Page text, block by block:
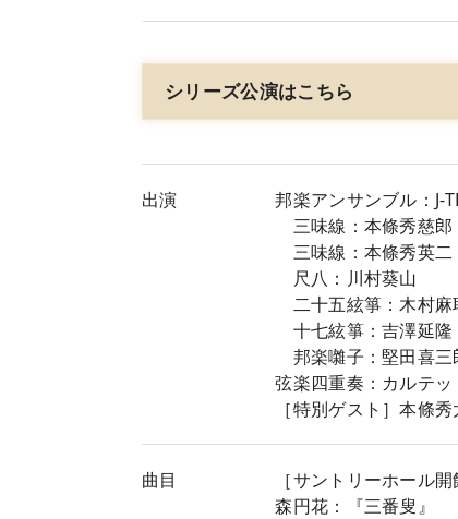
シリーズ公演はこちら
出演
邦楽アンサンブル：J-
三味線：本條秀慈郎
三味線：本條秀英二
尺八：川村葵山
二十五絃箏：木村麻
十七絃箏：吉澤延隆
邦楽囃子：堅田喜三
弦楽四重奏：カルテ
［特別ゲスト］本條秀
曲目
［サントリーホール
森円花：『三番叟』